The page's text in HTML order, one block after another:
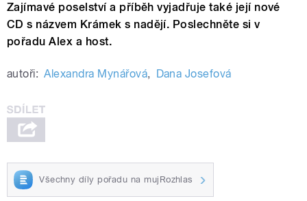
Zajímavé poselství a příběh vyjadřuje také její nové
CD s názvem Krámek s nadějí. Poslechněte si v
pořadu Alex a host.
autoři: Alexandra Mynářová, Dana Josefová
Všechny díly pořadu na mujRozhlas